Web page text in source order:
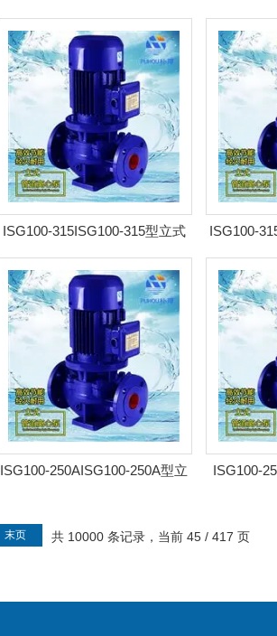
式离心泵 耐腐管道泵
式离
ISG100-315ISG100-315型立式
离心泵 耐腐管道泵
ISG100-
式离
ISG100-250AISG100-250A型立
ISG100-
共 10000 条记录，当前 45 / 417 页
末页